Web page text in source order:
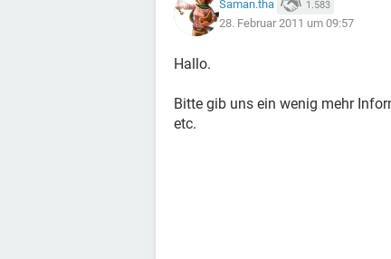
Saman.tha 1.583
28. Februar 2011 um 09:57
Hallo.
Bitte gib uns ein wenig mehr
etc.